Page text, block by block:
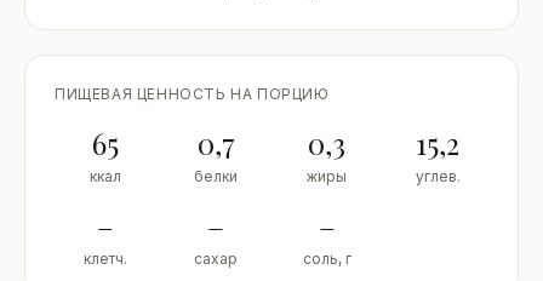
ПИЩЕВАЯ ЦЕННОСТЬ НА ПОРЦИЮ
65
ккал
0,7
белки
0,3
жиры
15,2
углев.
–
клетч.
–
сахар
–
соль, г